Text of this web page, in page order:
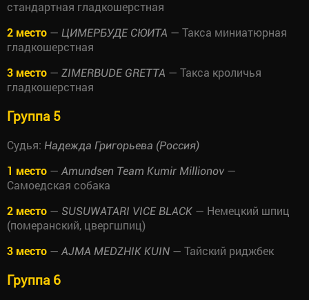
стандартная гладкошерстная
2 место — ЦИМЕРБУДЕ СЮИТА — Такса миниатюрная
гладкошерстная
3 место — ZIMERBUDE GRETTA — Такса кроличья
гладкошерстная
Группа 5
Судья: Надежда Григорьева (Россия)
1 место — Amundsen Team Kumir Millionov —
Самоедская собака
2 место — SUSUWATARI VICE BLACK — Немецкий шпиц
(померанский, цвергшпиц)
3 место — AJMA MEDZHIK KUIN — Тайский риджбек
Группа 6